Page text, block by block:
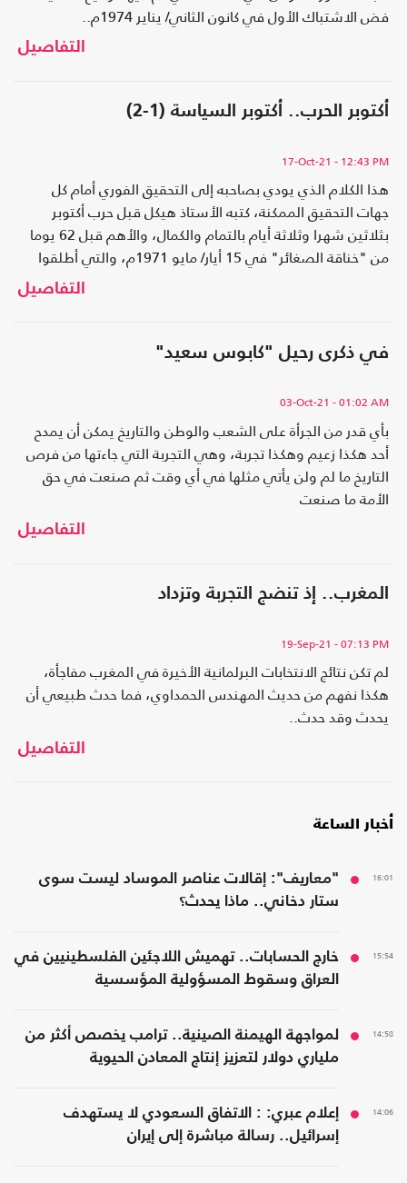
فض الاشتباك الأول في كانون الثاني/ يناير 1974م..
التفاصيل
أكتوبر الحرب.. أكتوبر السياسة (1-2)
17-Oct-21 - 12:43 PM
هذا الكلام الذي يودي بصاحبه إلى التحقيق الفوري أمام كل
جهات التحقيق الممكنة، كتبه الأستاذ هيكل قبل حرب أكتوبر
بثلاثين شهرا وثلاثة أيام بالتمام والكمال، والأهم قبل 62 يوما
من "خناقة الصغائر" في 15 أيار/ مايو 1971م، والتي أطلقوا
التفاصيل
في ذكرى رحيل "كابوس سعيد"
03-Oct-21 - 01:02 AM
بأي قدر من الجرأة على الشعب والوطن والتاريخ يمكن أن يمدح
أحد هكذا زعيم وهكذا تجربة، وهي التجربة التي جاءتها من فرص
التاريخ ما لم ولن يأتي مثلها في أي وقت ثم صنعت في حق
الأمة ما صنعت
التفاصيل
المغرب.. إذ تنضج التجربة وتزداد
19-Sep-21 - 07:13 PM
لم تكن نتائج الانتخابات البرلمانية الأخيرة في المغرب مفاجأة،
هكذا نفهم من حديث المهندس الحمداوي، فما حدث طبيعي أن
يحدث وقد حدث..
التفاصيل
أخبار الساعة
16:01
"معاريف": إقالات عناصر الموساد ليست سوى
ستار دخاني.. ماذا يحدث؟
15:54
خارج الحسابات.. تهميش اللاجئين الفلسطينيين في
العراق وسقوط المسؤولية المؤسسية
14:58
لمواجهة الهيمنة الصينية.. ترامب يخصص أكثر من
ملياري دولار لتعزيز إنتاج المعادن الحيوية
14:06
إعلام عبري: : الاتفاق السعودي لا يستهدف
إسرائيل.. رسالة مباشرة إلى إيران